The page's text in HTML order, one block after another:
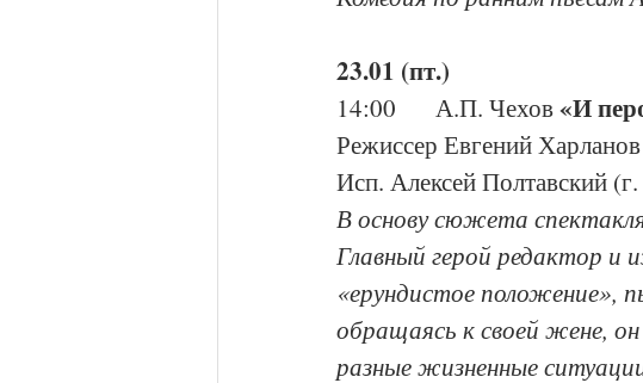
23.01 (пт.)
14:00     А.П. Чехов «И
Режиссер Евгений Харланов
Исп. Алексей Полтавский
В основу сюжета
Главный герой редактор и
«ерундистое положение»,
обращаясь к своей жене,
разные жизненные